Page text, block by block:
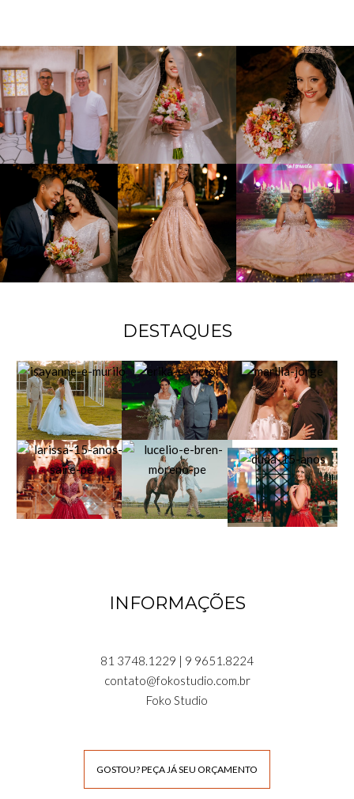
DESTAQUES
INFORMAÇÕES
81 3748.1229 | 9 9651.8224
contato@fokostudio.com.br
Foko Studio
GOSTOU? PEÇA JÁ SEU ORÇAMENTO